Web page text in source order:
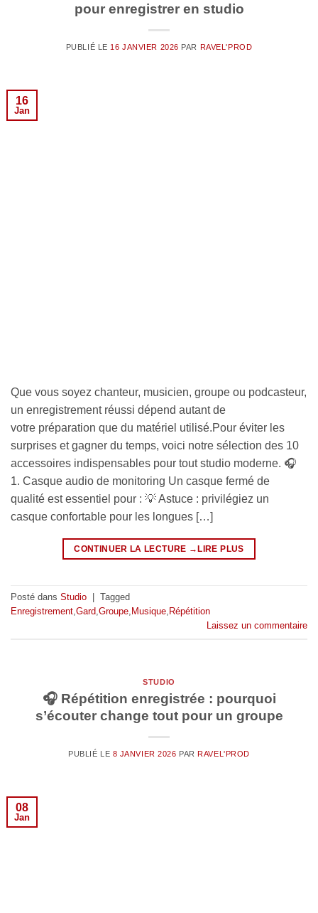
pour enregistrer en studio
PUBLIÉ LE 16 JANVIER 2026 PAR RAVEL'PROD
16
Jan
Que vous soyez chanteur, musicien, groupe ou podcasteur,
un enregistrement réussi dépend autant de
votre préparation que du matériel utilisé.Pour éviter les
surprises et gagner du temps, voici notre sélection des 10
accessoires indispensables pour tout studio moderne. 🎧
1. Casque audio de monitoring Un casque fermé de
qualité est essentiel pour : 💡 Astuce : privilégiez un
casque confortable pour les longues […]
CONTINUER LA LECTURE →
Posté dans Studio
Tagged
Enregistrement,Gard,Groupe, Musique, Répétition
Laissez un commentaire
STUDIO
🎧 Répétition enregistrée : pourquoi
s’écouter change tout pour un groupe
PUBLIÉ LE 8 JANVIER 2026 PARRAVEL'PROD
08
Jan